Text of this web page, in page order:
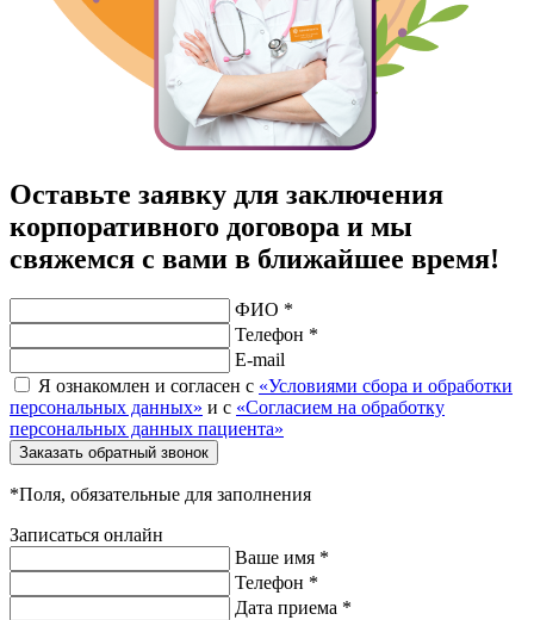
Оставьте заявку для заключения
корпоративного договора и мы
свяжемся с вами в ближайшее время!
ФИО *
Телефон *
E-mail
Я ознакомлен и согласен с «Условиями сбора и обработки
персональных данных» и с «Согласием на обработку
персональных данных пациента»
Заказать обратный звонок
*Поля, обязательные для заполнения
Записаться онлайн
Ваше имя *
Телефон *
Дата приема *